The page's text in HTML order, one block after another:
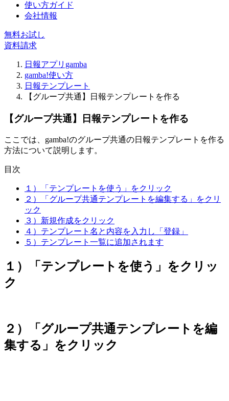
使い方ガイド
会社情報
無料お試し
資料請求
日報アプリgamba
gamba!使い方
日報テンプレート
【グループ共通】日報テンプレートを作る
【グループ共通】日報テンプレートを作る
ここでは、gamba!のグループ共通の日報テンプレートを作る
方法について説明します。
目次
１）「テンプレートを使う」をクリック
２）「グループ共通テンプレートを編集する」をクリ
ック
３）新規作成をクリック
４）テンプレート名と内容を入力し「登録」
５）テンプレート一覧に追加されます
１）「テンプレートを使う」をクリッ
ク
２）「グループ共通テンプレートを編
集する」をクリック